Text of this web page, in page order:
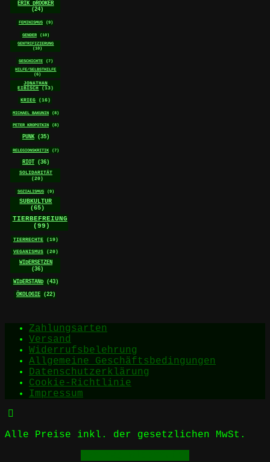
ERIK DROOKER
(24)
FEMINISMUS (9)
GENDER
(10)
GENTRIFIZIERUNG
(10)
GESCHICHTE
(7)
HILFE/SELBSTHILFE
(6)
JONATHAN
EIBISCH
(13)
KRIEG (16)
MICHAEL BAKUNIN (8)
PETER KROPOTKIN (8)
PUNK (35)
RELEGIONSKRITIK (7)
RIOT (36)
SOLIDARITÄT
(20)
SOZIALISMUS (9)
SUBKULTUR
(65)
TIERBEFREIUNG
(99)
TIERRECHTE (19)
VEGANISMUS (20)
WIDERSETZEN
(36)
WIDERSTAND (43)
ÖKOLOGIE (22)
Zahlungsarten
Versand
Widerrufsbelehrung
Allgemeine Geschäftsbedingungen
Datenschutzerklärung
Cookie-Richtlinie
Impressum
Alle Preise inkl. der gesetzlichen MwSt.